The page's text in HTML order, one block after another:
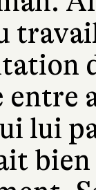
lui
bien